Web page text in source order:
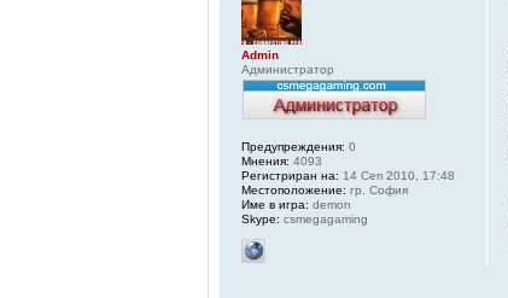
Admin
Администратор
Предупреждения: 0
Мнения: 4093
Регистриран на: 14 Сеп 2010, 17:48
Местоположение: гр. София
Име в игра: demon
Skype: csmegagaming